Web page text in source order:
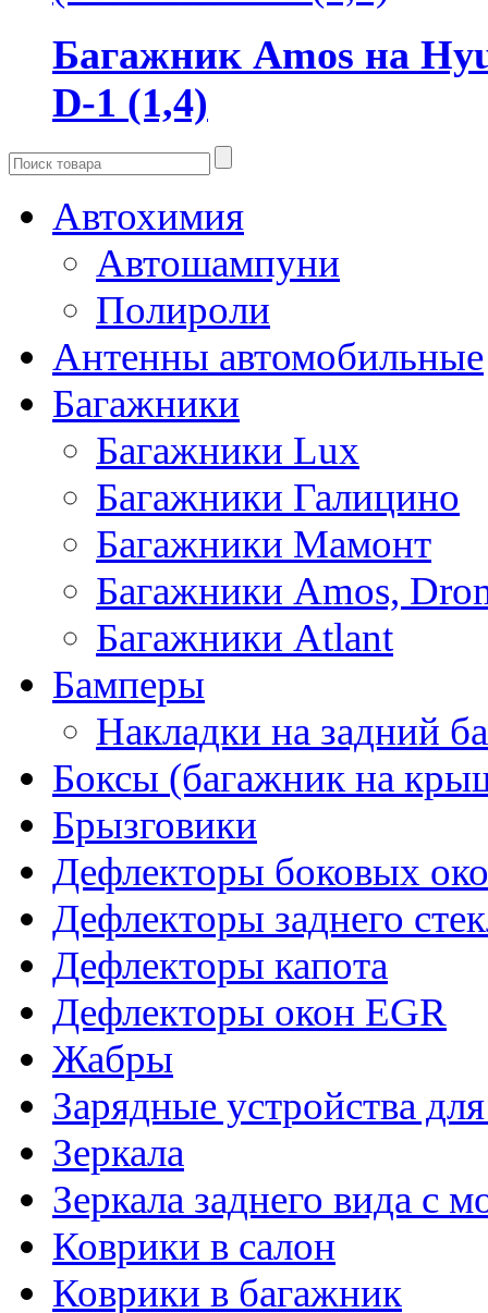
Багажник Amos на
D-1 (1,4)
Автохимия
Автошампуни
Полироли
Антенны автомобильные
Багажники
Багажники Lux
Багажники Галицино
Багажники Мамонт
Багажники Amos,
Багажники Atlant
Бамперы
Накладки на задний
Боксы (багажник на
Брызговики
Дефлекторы боковых
Дефлекторы заднего
Дефлекторы капота
Дефлекторы окон EGR
Жабры
Зарядные устройства
Зеркала
Зеркала заднего вида с
Коврики в салон
Коврики в багажник